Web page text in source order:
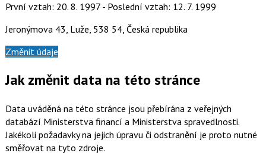
První vztah: 20. 8. 1997 - Poslední vztah: 12. 7. 1999
Jeronýmova 43, Luže, 538 54, Česká republika
Změnit údaje
Jak změnit data na této stránce
Data uváděná na této stránce jsou přebírána z veřejných
databází Ministerstva financí a Ministerstva spravedlnosti.
Jakékoli požadavky na jejich úpravu či odstranění je proto nutné
směřovat na tyto zdroje.